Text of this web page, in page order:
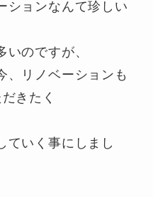
ションなんて珍しい
いのですが、
、リノベーションも
きたく
ていく事にしまし